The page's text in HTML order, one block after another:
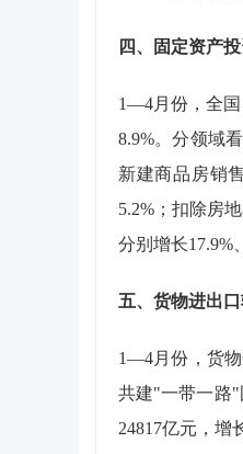
四、固定资产
1—4月份，全
8.9%。分领域
新建商品房销
5.2% ；扣除房
分别增长17.9%
五、货物进出
1—4月份，货
共建"一带一路"
24817亿元，增